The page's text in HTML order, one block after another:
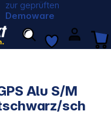
zur geprüften
Demoware
Alu S/M
sch